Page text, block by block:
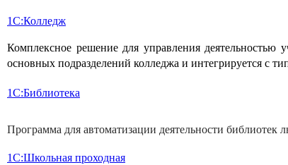
1С:Колледж
Комплексное решение для управления деятельностью
основных подразделений колледжа и интегрируется с
1С:Библиотека
Программа для автоматизации деятельности библиотек
1С:Школьная проходная